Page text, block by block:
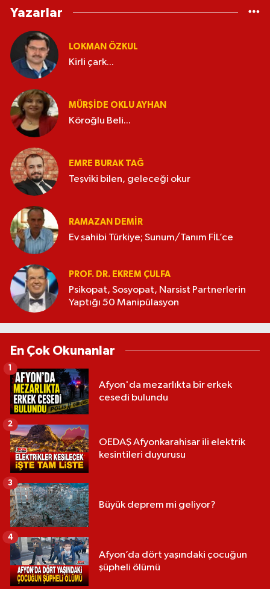
Yazarlar
LOKMAN ÖZKUL
Kirli çark...
MÜRŞIDE OKLU AYHAN
Köroğlu Beli...
EMRE BURAK TAĞ
Teşviki bilen, geleceği okur
RAMAZAN DEMİR
Ev sahibi Türkiye; Sunum/Tanım FİL’ce
PROF. DR. EKREM ÇULFA
Psikopat, Sosyopat, Narsist Partnerlerin
Yaptığı 50 Manipülasyon
En Çok Okunanlar
Afyon'da mezarlıkta bir erkek
cesedi bulundu
1
OEDAŞ Afyonkarahisar ili elektrik
kesintileri duyurusu
2
Büyük deprem mi geliyor?
3
Afyon’da dört yaşındaki çocuğun
şüpheli ölümü
4